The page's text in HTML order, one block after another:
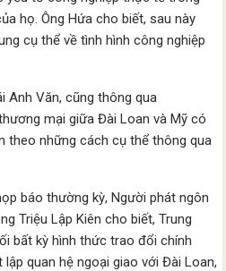
họ. Ông Hứa cho biết, sau này
cụ thể về tình hình công nghiệp
Anh Văn, cũng thông qua
mại giữa Đài Loan và Mỹ có
theo những cách cụ thể thông qua
báo thường kỳ, Người phát ngôn
Triệu Lập Kiên cho biết, Trung
bất kỳ hình thức trao đổi chính
quan hệ ngoại giao với Đài Loan,